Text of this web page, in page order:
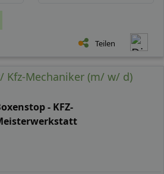
Teilen
Kfz-Mechaniker (m/ w/ d)
- KFZ-